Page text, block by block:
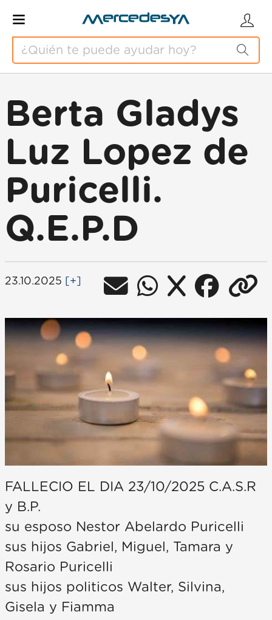
Berta Gladys
Luz Lopez de
Puricelli.
Q.E.P.D
23.10.2025 [+]
FALLECIO EL DIA 23/10/2025 C.A.S.R
y B.P.
su esposo Nestor Abelardo Puricelli
sus hijos Gabriel, Miguel, Tamara y
Rosario Puricelli
sus hijos politicos Walter, Silvina,
Gisela y Fiamma